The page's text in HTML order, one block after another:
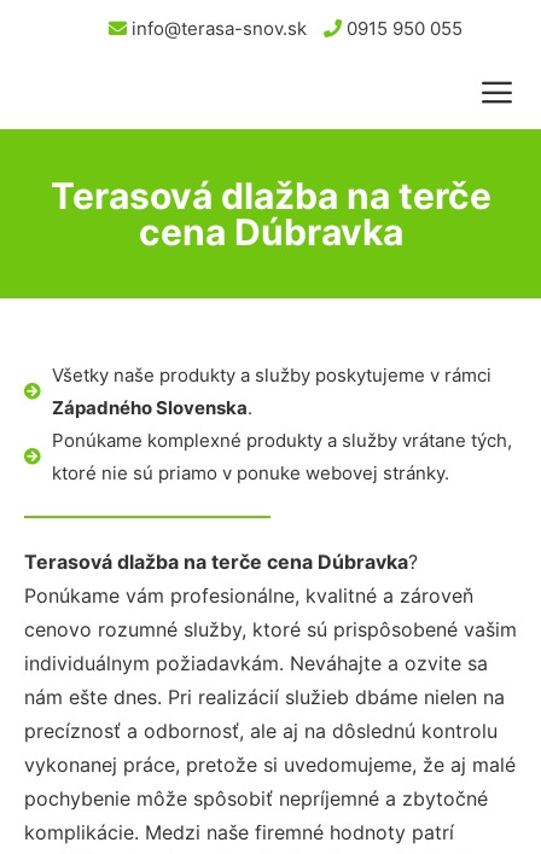
info@terasa-snov.sk 0915 950 055
Terasová dlažba na terče
cena Dúbravka
Všetky naše produkty a služby poskytujeme v rámci
Západného Slovenska.
Ponúkame komplexné produkty a služby vrátane tých,
ktoré nie sú priamo v ponuke webovej stránky.
Terasová dlažba na terče cena Dúbravka?
Ponúkame vám profesionálne, kvalitné a zároveň
cenovo rozumné služby, ktoré sú prispôsobené vašim
individuálnym požiadavkám. Neváhajte a ozvite sa
nám ešte dnes. Pri realizácií služieb dbáme nielen na
precíznosť a odbornosť, ale aj na dôslednú kontrolu
vykonanej práce, pretože si uvedomujeme, že aj malé
pochybenie môže spôsobiť nepríjemné a zbytočné
komplikácie. Medzi naše firemné hodnoty patrí